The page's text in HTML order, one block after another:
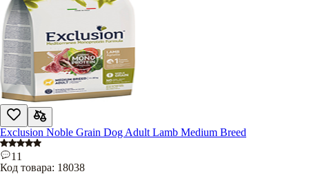
Exclusion Noble Grain Dog Adult Lamb Medium Breed
11
Код товара: 18038